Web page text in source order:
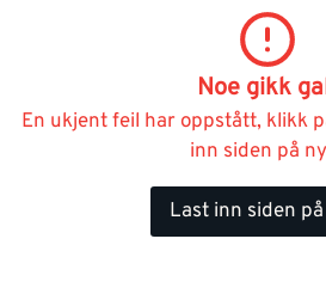
Noe gikk
En ukjent feil har oppstått, klikk
inn siden på
Last inn siden